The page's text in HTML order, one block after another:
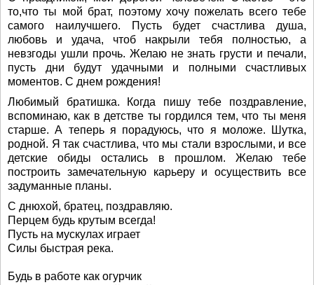
то,что ты мой брат, поэтому хочу пожелать всего тебе
самого наилучшего. Пусть будет счастлива душа,
любовь и удача, чтоб накрыли тебя полностью, а
невзгоды ушли прочь. Желаю не знать грусти и печали,
пусть дни будут удачными и полными счастливых
моментов. С днем рождения!
Любимый братишка. Когда пишу тебе поздравление,
вспоминаю, как в детстве ты гордился тем, что ты меня
старше. А теперь я порадуюсь, что я моложе. Шутка,
родной. Я так счастлива, что мы стали взрослыми, и все
детские обиды остались в прошлом. Желаю тебе
построить замечательную карьеру и осуществить все
задуманные планы.
С днюхой, братец, поздравляю.
Перцем будь крутым всегда!
Пусть на мускулах играет
Силы быстрая река.
Будь в работе как огурчик